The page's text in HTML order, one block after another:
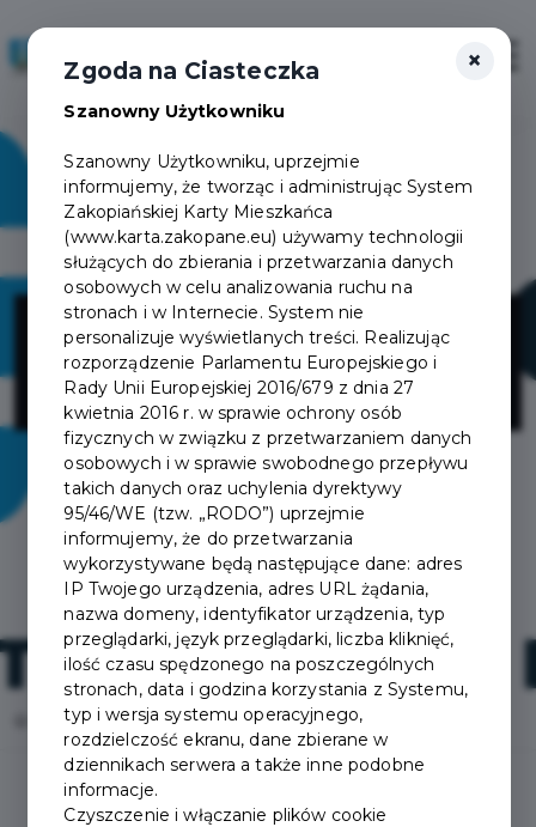
ENERG Joanna
Kądziołka
Home Oferty ENERG Joanna Kądziołka
×
Zgoda na Ciasteczka
Szanowny Użytkowniku
Szanowny Użytkowniku, uprzejmie
informujemy, że tworząc i administrując System
Zakopiańskiej Karty Mieszkańca
(www.karta.zakopane.eu) używamy technologii
służących do zbierania i przetwarzania danych
osobowych w celu analizowania ruchu na
stronach i w Internecie. System nie
personalizuje wyświetlanych treści. Realizując
rozporządzenie Parlamentu Europejskiego i
Rady Unii Europejskiej 2016/679 z dnia 27
kwietnia 2016 r. w sprawie ochrony osób
fizycznych w związku z przetwarzaniem danych
osobowych i w sprawie swobodnego przepływu
takich danych oraz uchylenia dyrektywy
95/46/WE (tzw. „RODO”) uprzejmie
informujemy, że do przetwarzania
wykorzystywane będą następujące dane: adres
IP Twojego urządzenia, adres URL żądania,
nazwa domeny, identyfikator urządzenia, typ
przeglądarki, język przeglądarki, liczba kliknięć,
ilość czasu spędzonego na poszczególnych
stronach, data i godzina korzystania z Systemu,
typ i wersja systemu operacyjnego,
rozdzielczość ekranu, dane zbierane w
dziennikach serwera a także inne podobne
informacje.
Czyszczenie i włączanie plików cookie